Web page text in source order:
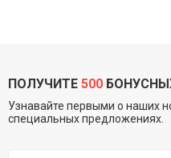
ПОЛУЧИТЕ 500
Узнавайте первыми о наших
специальных предложениях.